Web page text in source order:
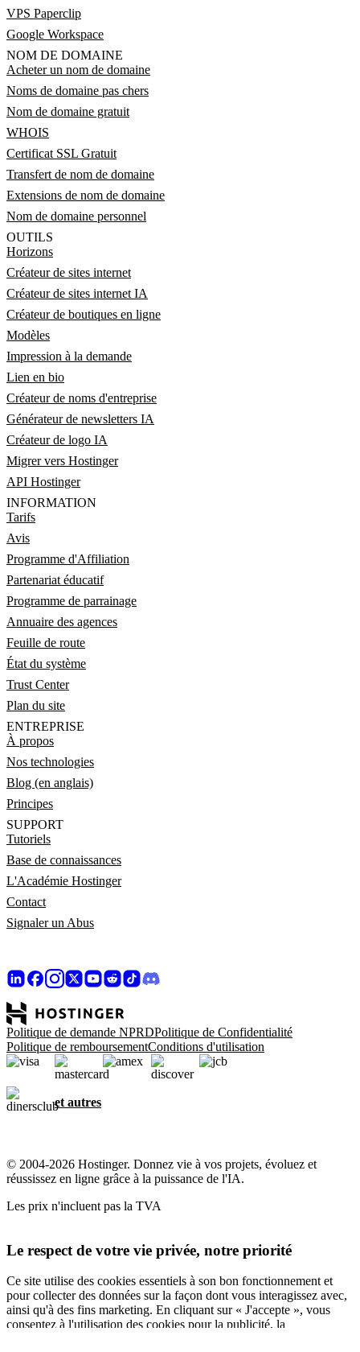
VPS Paperclip
Google Workspace
NOM DE DOMAINE
Acheter un nom de domaine
Noms de domaine pas chers
Nom de domaine gratuit
WHOIS
Certificat SSL Gratuit
Transfert de nom de domaine
Extensions de nom de domaine
Nom de domaine personnel
OUTILS
Horizons
Créateur de sites internet
Créateur de sites internet IA
Créateur de boutiques en ligne
Modèles
Impression à la demande
Lien en bio
Créateur de noms d'entreprise
Générateur de newsletters IA
Créateur de logo IA
Migrer vers Hostinger
API Hostinger
INFORMATION
Tarifs
Avis
Programme d'Affiliation
Partenariat éducatif
Programme de parrainage
Annuaire des agences
Feuille de route
État du système
Trust Center
Plan du site
ENTREPRISE
À propos
Nos technologies
Blog (en anglais)
Principes
SUPPORT
Tutoriels
Base de connaissances
L'Académie Hostinger
Contact
Signaler un Abus
Politique de demande NPRDPolitique de Confidentialité
Politique de remboursementConditions d'utilisation
et autres
© 2004-2026 Hostinger. Donnez vie à vos projets, évoluez et
réussissez en ligne grâce à la puissance de l'IA.
Les prix n'incluent pas la TVA
Le respect de votre vie privée, notre priorité
Ce site utilise des cookies essentiels à son bon fonctionnement et
pour collecter des données sur la façon dont vous interagissez avec,
ainsi qu'à des fins marketing. En cliquant sur « J'accepte », vous
consentez à l'utilisation des cookies pour la publicité, la